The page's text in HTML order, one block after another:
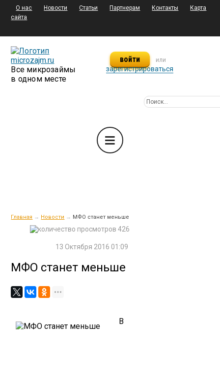
О нас Новости Статьи Партнерам Контакты
Карта
сайта
Все микрозаймы
в одном месте
войти или
зарегистрироваться
Главная → Новости → МФО станет меньше
426
13 Октября 2016 01:09
МФО станет меньше
В